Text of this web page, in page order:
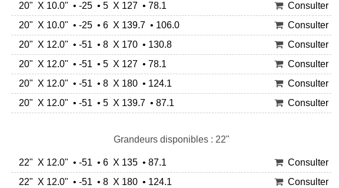
20" X 10.0" • -25 • 5 X 127 • 78.1
Consulter
20" X 10.0" • -25 • 6 X 139.7 • 106.0
Consulter
20" X 12.0" • -51 • 8 X 170 • 130.8
Consulter
20" X 12.0" • -51 • 5 X 127 • 78.1
Consulter
20" X 12.0" • -51 • 8 X 180 • 124.1
Consulter
20" X 12.0" • -51 • 5 X 139.7 • 87.1
Consulter
Grandeurs disponibles : 22"
22" X 12.0" • -51 • 6 X 135 • 87.1
Consulter
22" X 12.0" • -51 • 8 X 180 • 124.1
Consulter